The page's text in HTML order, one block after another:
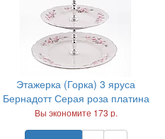
Этажерка (Горка) 3 яруса
Бернадотт Серая роза платина
Вы экономите 173 р.